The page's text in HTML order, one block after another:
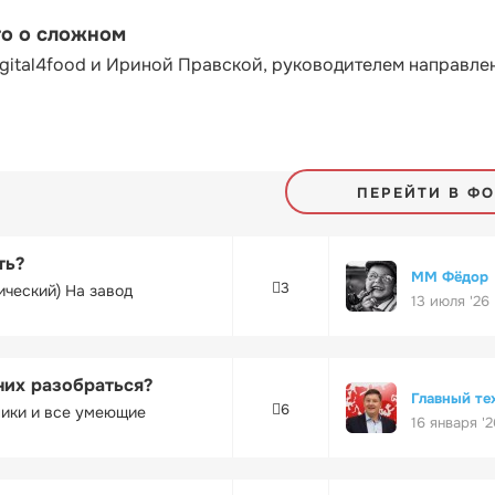
о сложном
и Ириной Правской, руководителем
ПЕРЕЙТИ В
На завод 3
ММ Фёдор
13 июля '26
разобраться?
и все умеющие 6
Главный
16 января